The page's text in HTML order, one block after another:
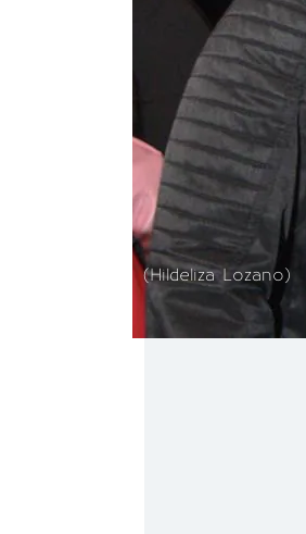
(Hildeliza Lozano)